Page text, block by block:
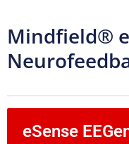
Mindfield®
eSense